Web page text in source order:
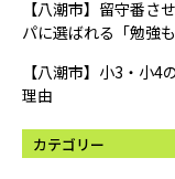
【八潮市】留守番
パに選ばれる「勉強
【八潮市】小3・小
理由
カテゴリー